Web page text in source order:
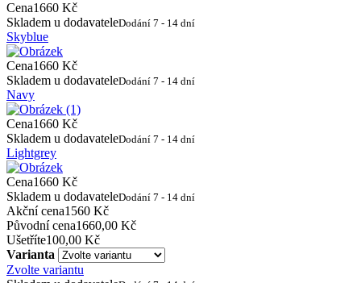
Cena1660 Kč
Skladem u dodavateleDodání 7 - 14 dní
Skyblue
Cena1660 Kč
Skladem u dodavateleDodání 7 - 14 dní
Navy
Cena1660 Kč
Skladem u dodavateleDodání 7 - 14 dní
Lightgrey
Cena1660 Kč
Skladem u dodavateleDodání 7 - 14 dní
Akční cena1560 Kč
Původní cena1660,00 Kč
Ušetříte100,00 Kč
Varianta
Zvolte variantu